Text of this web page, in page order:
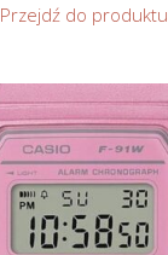
Przejdź do produktu